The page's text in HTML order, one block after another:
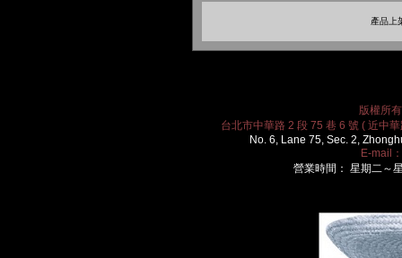
產品上
版權所
台北市中華路 2 段 75 巷 6 號 ( 近中
No. 6, Lane 75, Sec. 2,
E-mail：
營業時間： 星期二～